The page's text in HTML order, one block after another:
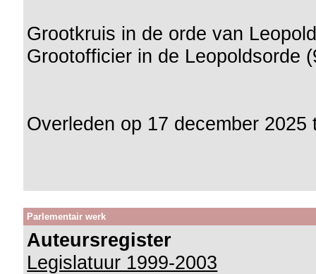
Grootkruis in de orde van
Grootofficier in de Leopoldsorde
Overleden op 17 december 2025
Parlementair werk
Auteursregister
Legislatuur 1999-2003